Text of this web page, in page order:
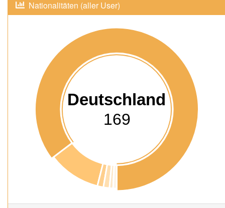
Nationalitäten (aller User)
Deutschland
169